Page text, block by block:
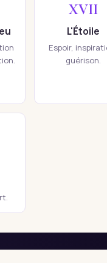
XVII
L'Étoile
Espoir,
guérison.